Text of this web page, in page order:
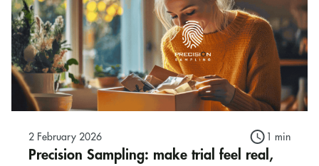
2 February 2026 1 min
Precision Sampling: make trial feel real,